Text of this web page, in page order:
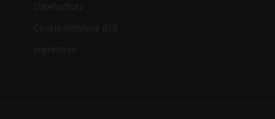
Datenschutz
Cookie-Richtlinie (EU)
Impressum